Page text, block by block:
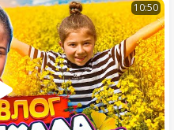
10:50